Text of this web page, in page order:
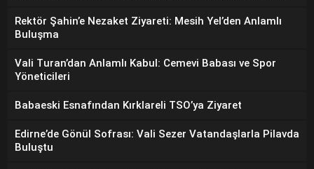
Rektör Şahin’e Nezaket Ziyareti: Mesih Yel’den Anlamlı
Buluşma
Vali Turan’dan Anlamlı Kabul: Cemevi Babası ve Spor
Yöneticileri
Babaeski Esnafından Kırklareli TSO’ya Ziyaret
Edirne’de Gönül Sofrası: Vali Sezer Vatandaşlarla Pilavda
Buluştu